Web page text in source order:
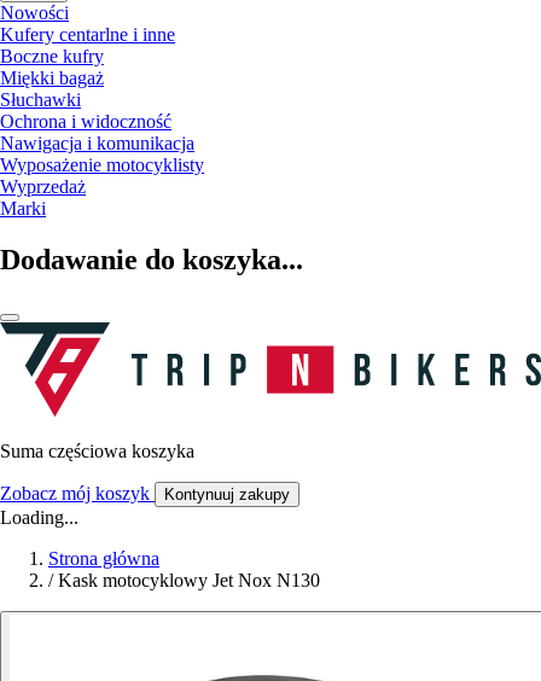
Nowości
Kufery centarlne i inne
Boczne kufry
Miękki bagaż
Słuchawki
Ochrona i widoczność
Nawigacja i komunikacja
Wyposażenie motocyklisty
Wyprzedaż
Marki
Dodawanie do koszyka...
Suma częściowa koszyka
Zobacz mój koszyk Kontynuuj zakupy
Loading...
Strona główna
/ Kask motocyklowy Jet Nox N130